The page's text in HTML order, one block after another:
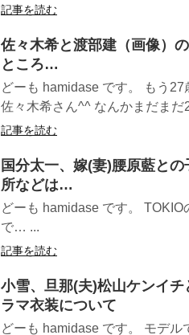
記事を読む
佐々木希と渡部建（画像）
ところ…
どーも hamidase です。 もう
佐々木希さん^^ なんかまだまだ
記事を読む
国分太一、嫁(妻)腰原藍と
所などは…
どーも hamidase です。
で… ...
記事を読む
小雪、旦那(夫)松山ケンイ
ラマ衣装について
どーも hamidase です。 モデル